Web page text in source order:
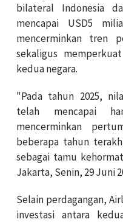
bilateral Indonesia
mencapai USD5
mencerminkan tren
sekaligus
kedua negara.
"Pada tahun 2025,
telah mencapai
mencerminkan
beberapa tahun
sebagai tamu
Jakarta, Senin, 29 Juni
Selain perdagangan,
investasi antara